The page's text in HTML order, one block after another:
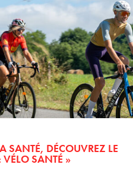
SANTÉ, DÉCOUVREZ LE
SANTÉ »